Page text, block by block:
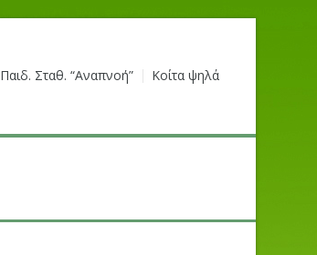
Παιδ. Σταθ. “Αναπνοή” Κοίτα ψηλά